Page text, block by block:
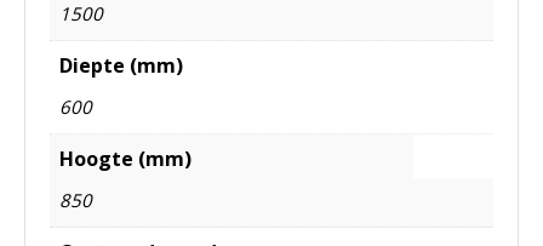
1500
Diepte (mm)
600
Hoogte (mm)
850